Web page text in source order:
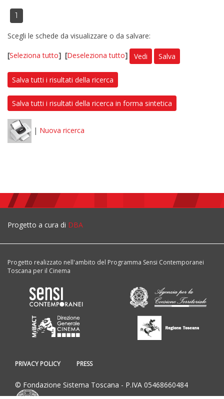
1
Scegli le schede da visualizzare o da salvare:
[Seleziona tutto] [Deseleziona tutto] Vedi Salva
Salva tutti i risultati della ricerca
Salva tutti i risultati della ricerca in forma sintetica
| Nuova ricerca
Progetto a cura di DBA
Progetto realizzato nell'ambito del Programma Sensi Contemporanei
Toscana per il Cinema
PRIVACY POLICY PRESS
© Fondazione Sistema Toscana - P.IVA 05468660484